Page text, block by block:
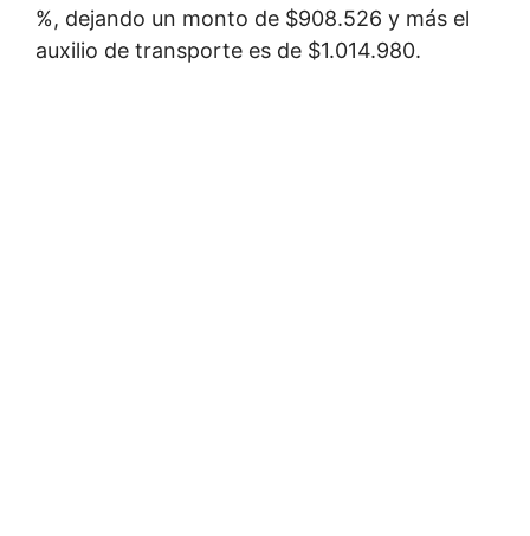
%, dejando un monto de $908.526 y más el
auxilio de transporte es de $1.014.980.